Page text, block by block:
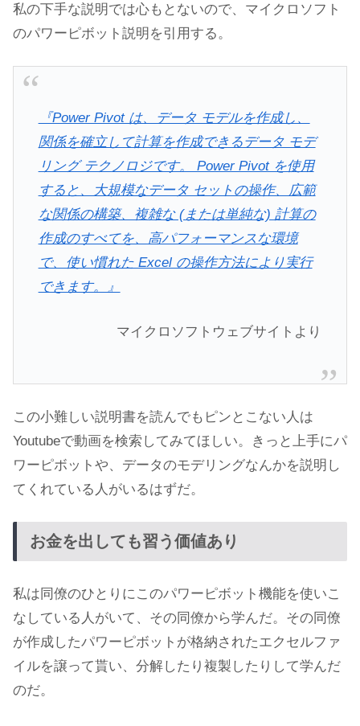
私の下手な説明では心もとないので、マイクロソフト
のパワーピボット説明を引用する。
『Power Pivot は、データ モデルを作成し、
関係を確立して計算を作成できるデータ モデ
リング テクノロジです。 Power Pivot を使用
すると、大規模なデータ セットの操作、広範
な関係の構築、複雑な (または単純な) 計算の
作成のすべてを、高パフォーマンスな環境
で、使い慣れた Excel の操作方法により実行
できます。』
マイクロソフトウェブサイトより
この小難しい説明書を読んでもピンとこない人は
Youtubeで動画を検索してみてほしい。きっと上手にパ
ワーピボットや、データのモデリングなんかを説明し
てくれている人がいるはずだ。
お金を出しても習う価値あり
私は同僚のひとりにこのパワーピボット機能を使いこ
なしている人がいて、その同僚から学んだ。その同僚
が作成したパワーピボットが格納されたエクセルファ
イルを譲って貰い、分解したり複製したりして学んだ
のだ。